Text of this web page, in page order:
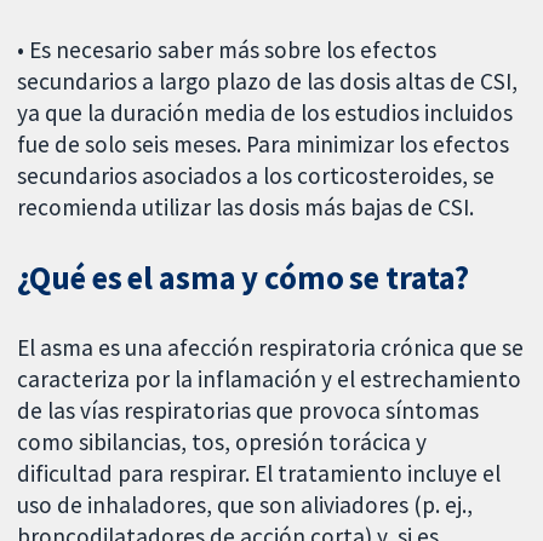
• Es necesario saber más sobre los efectos
secundarios a largo plazo de las dosis altas de CSI,
ya que la duración media de los estudios incluidos
fue de solo seis meses. Para minimizar los efectos
secundarios asociados a los corticosteroides, se
recomienda utilizar las dosis más bajas de CSI.
¿Qué es el asma y cómo se trata?
El asma es una afección respiratoria crónica que se
caracteriza por la inflamación y el estrechamiento
de las vías respiratorias que provoca síntomas
como sibilancias, tos, opresión torácica y
dificultad para respirar. El tratamiento incluye el
uso de inhaladores, que son aliviadores (p. ej.,